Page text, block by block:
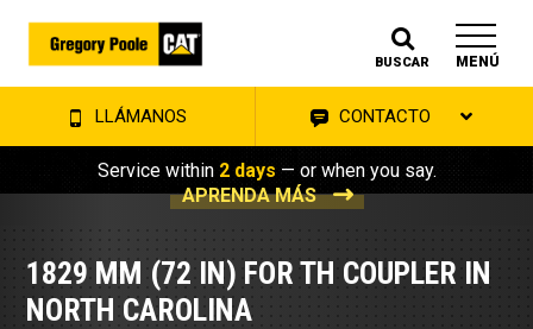
BUSCAR MENÚ
LLÁMANOS CONTACTO
Service within 2 days — or when you say.
APRENDA MÁS
1829 MM (72 IN) FOR TH COUPLER IN
NORTH CAROLINA